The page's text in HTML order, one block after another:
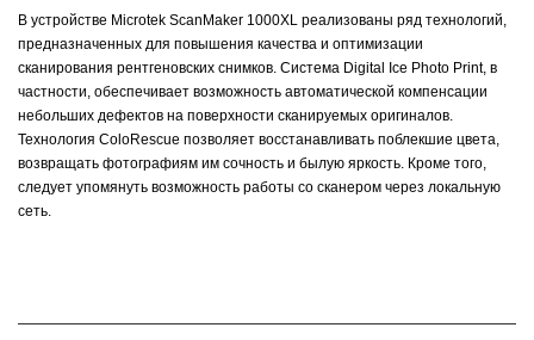
В устройстве Microtek ScanMaker 1000XL реализованы ряд технологий,
предназначенных для повышения качества и оптимизации
сканирования рентгеновских снимков. Система Digital Ice Photo Print, в
частности, обеспечивает возможность автоматической компенсации
небольших дефектов на поверхности сканируемых оригиналов.
Технология ColoRescue позволяет восстанавливать поблекшие цвета,
возвращать фотографиям им сочность и былую яркость. Кроме того,
следует упомянуть возможность работы со сканером через локальную
сеть.